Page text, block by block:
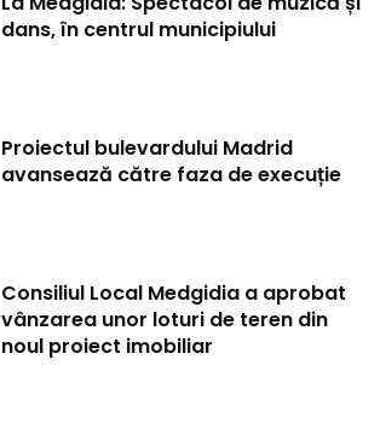
dans, în centrul municipiului
Proiectul bulevardului Madrid
avansează către faza de execuție
Consiliul Local Medgidia a aprobat
vânzarea unor loturi de teren din
noul proiect imobiliar